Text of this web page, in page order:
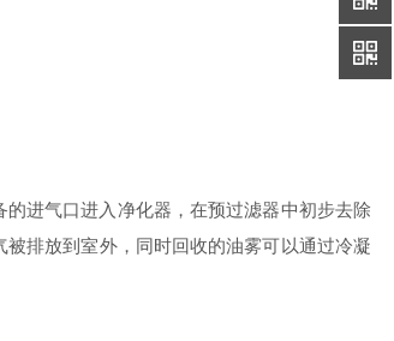
进气口进入净化器，在预过滤器中初步去除
排放到室外，同时回收的油雾可以通过冷凝